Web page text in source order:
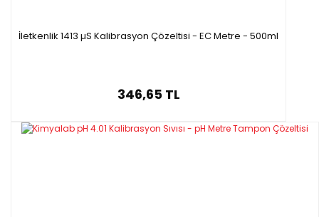
İletkenlik 1413 µS Kalibrasyon Çözeltisi - EC Metre - 500ml
346,65 TL